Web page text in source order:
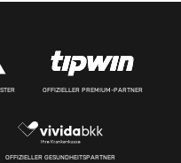
OFFIZIELLER PREMIUM-PARTNER
OFFIZIELLER GESUNDHEITSPARTNER